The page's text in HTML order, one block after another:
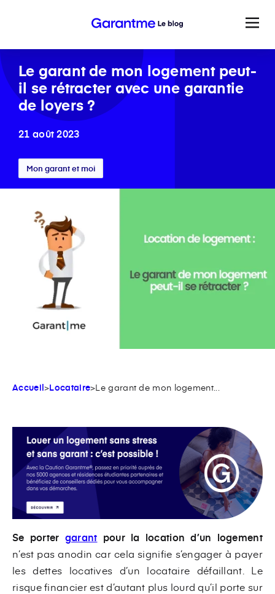
Le garant de mon logement peut-
il se rétracter avec une garantie
de loyers ?
21 août 2023
Mon garant et moi
Accueil>Locataire>Le garant de mon logement...
Se porter garant pour la location d’un logement
n’est pas anodin car cela signifie s’engager à payer
les dettes locatives d’un locataire défaillant. Le
risque financier est d’autant plus lourd qu’il porte sur